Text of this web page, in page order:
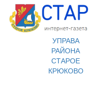
УПРАВА
РАЙОНА
СТАРОЕ
КРЮКОВО